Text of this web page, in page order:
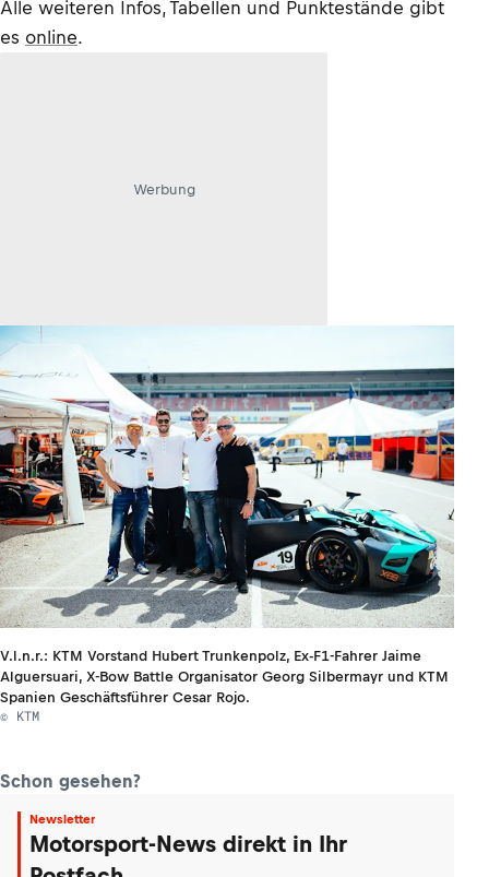
Alle weiteren Infos, Tabellen und Punktestände gibt
es online.
Werbung
V.l.n.r.: KTM Vorstand Hubert Trunkenpolz, Ex-F1-Fahrer Jaime
Alguersuari, X-Bow Battle Organisator Georg Silbermayr und KTM
Spanien Geschäftsführer Cesar Rojo.
© KTM
Schon gesehen?
Newsletter
Motorsport-News direkt in Ihr